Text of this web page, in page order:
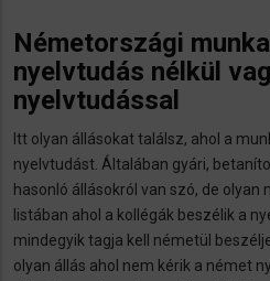
Németországi
nyelvtudás nélkül
nyelvtudással
Itt olyan állásokat találsz, ahol a
nyelvtudást. Általában gyári,
hasonló állásokról van szó, de olyan
listában ahol a kollégák beszélik a
mindegyik tagja kell németül
olyan állás ahol nem kérik a német